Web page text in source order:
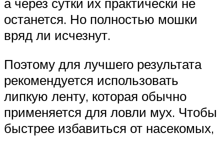
а через сутки их практически не
останется. Но полностью мошки
вряд ли исчезнут.
Поэтому для лучшего результата
рекомендуется использовать
липкую ленту, которая обычно
применяется для ловли мух. Чтобы
быстрее избавиться от насекомых,